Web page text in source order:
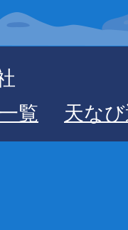
覧
天な